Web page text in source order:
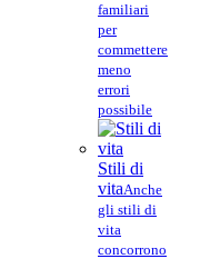
familiari
per
commettere
meno
errori
possibile
Stili di
vitaAnche
gli stili di
vita
concorrono